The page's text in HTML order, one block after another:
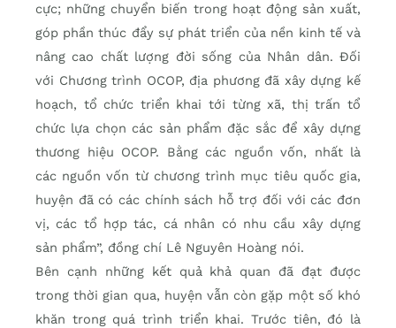
cực; những chuyển biến trong hoạt động sản xuất,
góp phần thúc đẩy sự phát triển của nền kinh tế và
nâng cao chất lượng đời sống của Nhân dân. Đối
với Chương trình OCOP, địa phương đã xây dựng kế
hoạch, tổ chức triển khai tới từng xã, thị trấn tổ
chức lựa chọn các sản phẩm đặc sắc để xây dựng
thương hiệu OCOP. Bằng các nguồn vốn, nhất là
các nguồn vốn từ chương trình mục tiêu quốc gia,
huyện đã có các chính sách hỗ trợ đối với các đơn
vị, các tổ hợp tác, cá nhân có nhu cầu xây dựng
sản phẩm”, đồng chí Lê Nguyên Hoàng nói.
Bên cạnh những kết quả khả quan đã đạt được
trong thời gian qua, huyện vẫn còn gặp một số khó
khăn trong quá trình triển khai. Trước tiên, đó là